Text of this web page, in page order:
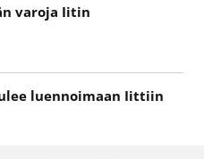
varoja Iitin
luennoimaan Iittiin